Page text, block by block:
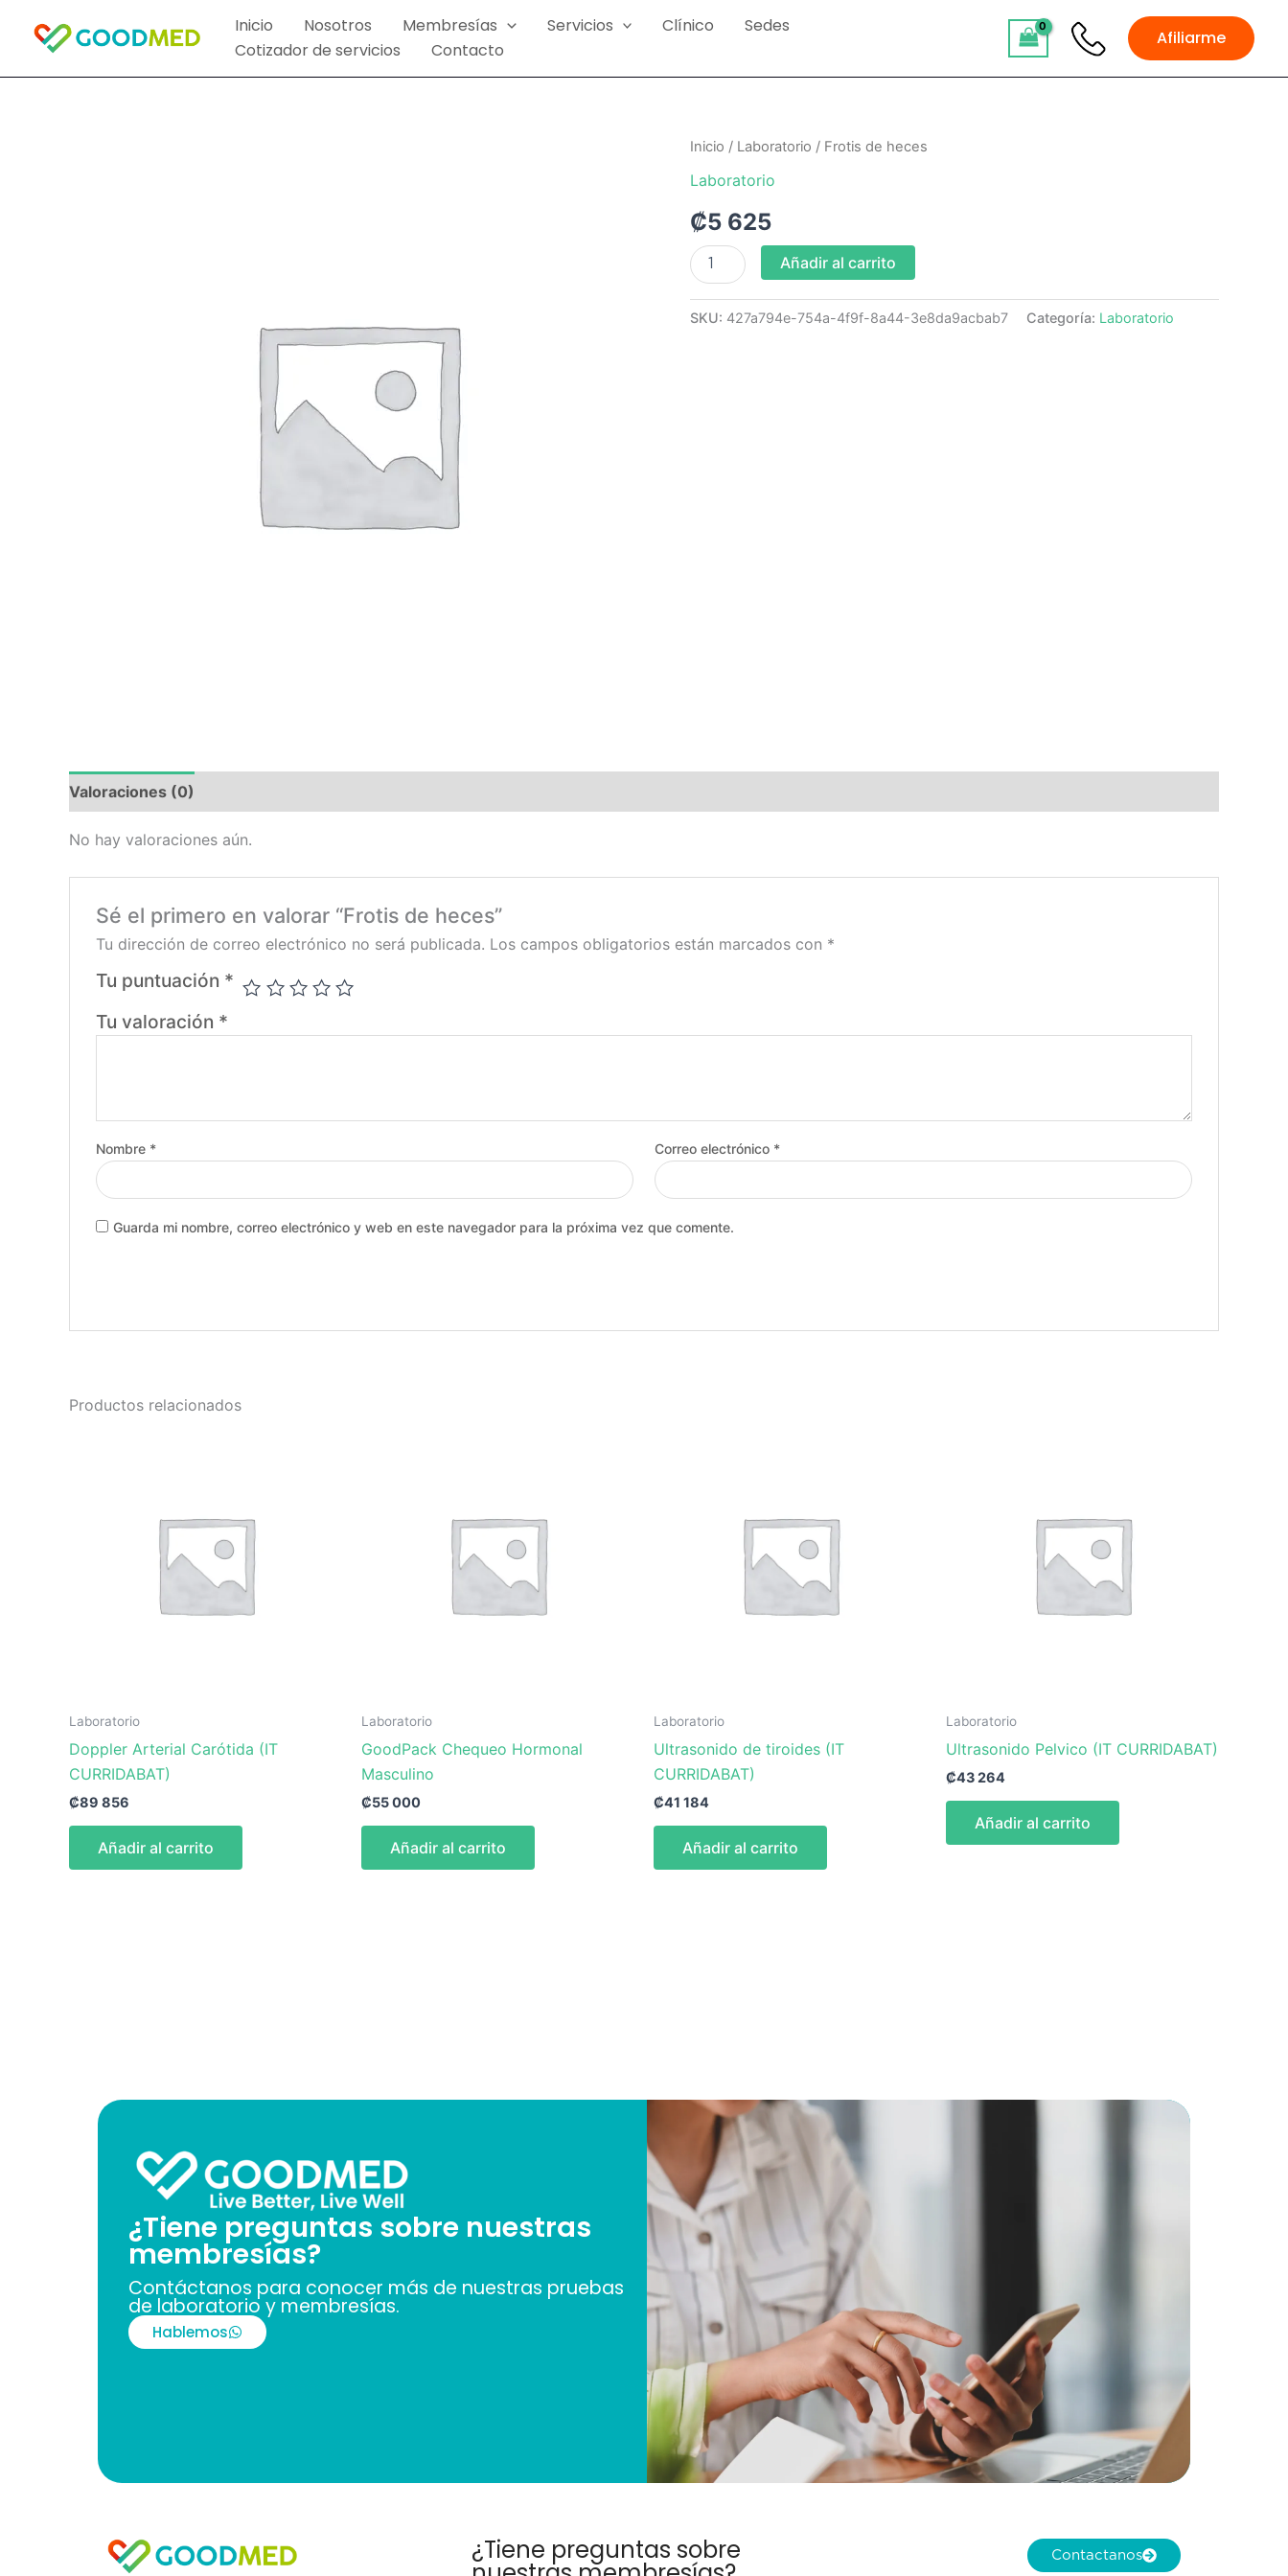
Inicio Nosotros Membresías Servicios Clínico
Sedes
Cotizador de servicios
Contacto
Afiliarme
Inicio / Laboratorio / Frotis de heces
Laboratorio
₡5 625
Frotis
heces
Añadir al carrito
SKU: 427a794e-754a-4f9f-8a44-3e8da9acbab7 Categoría: Laboratorio
Valoraciones (0)
No hay valoraciones aún.
Sé el primero en valorar “Frotis de heces”
Tu dirección de correo electrónico no será publicada. Los campos obligatorios están marcados con *
Tu puntuación *
Tu valoración *
Nombre * Correo electrónico *
Guarda mi nombre, correo electrónico y web en este navegador para la próxima vez que comente.
Productos relacionados
Laboratorio
Doppler Arterial Carótida (IT
CURRIDABAT)
₡89 856
Añadir al carrito
Laboratorio
GoodPack Chequeo Hormonal
Masculino
₡55 000
Añadir al carrito
Laboratorio
Ultrasonido de tiroides (IT
CURRIDABAT)
₡41 184
Añadir al carrito
Laboratorio
Ultrasonido Pelvico (IT CURRIDABAT)
₡43 264
Añadir al carrito
¿Tiene preguntas sobre nuestras
membresías?
Contáctanos para conocer más de nuestras pruebas
de laboratorio y membresías.
Hablemos
¿Tiene preguntas sobre Contactanos